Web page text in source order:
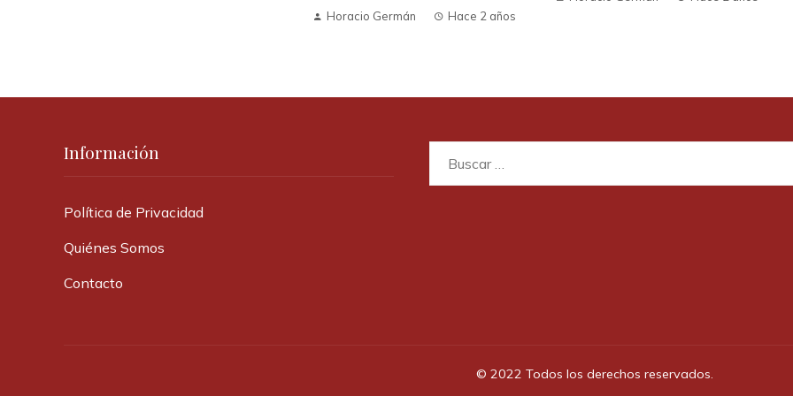
Horacio Germán Hace 2 años
Información
Política de Privacidad
Quiénes Somos
Contacto
© 2022 Todos los derechos reservados.